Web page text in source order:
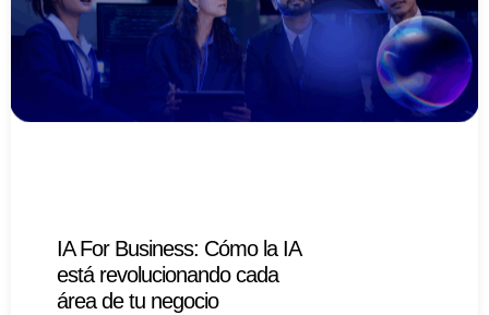
IA For Business: Cómo la IA
está revolucionando cada
área de tu negocio